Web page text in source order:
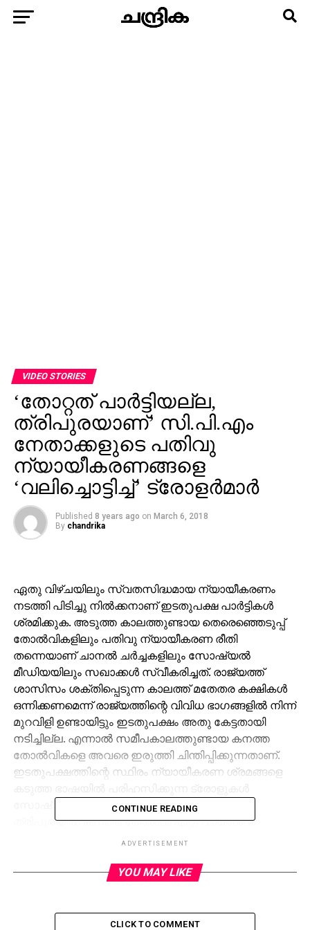
VIDEO STORIES
‘തോറ്റത് പാര്‍ട്ടിയല്ല,
ത്രിപുരയാണ്’ സി.പി.എം
നേതാക്കളുടെ പതിവു
ന്യായീകരണങ്ങളെ
‘വലിച്ചൊട്ടിച്ച്’ ട്രോളര്‍മാര്‍
Published 8 years ago on March 6, 2018
By chandrika
ഏതു വിഴ്ചയിലും സ്വതസിദ്ധമായ ന്യായീകരണം
നടത്തി പിടിച്ചു നില്‍ക്കനാണ് ഇടതുപക്ഷ പാര്‍ട്ടികള്‍
ശ്രമിക്കുക. അടുത്ത കാലത്തുണ്ടായ തെരെഞ്ഞെടുപ്പ്
തോല്‍വികളിലും പതിവു ന്യായീകരണ രീതി
തന്നെയാണ് ചാനല്‍ ചര്‍ച്ചകളിലും സോഷ്യല്‍
മീഡിയയിലും സഖാക്കള്‍ സ്വീകരിച്ചത്. രാജ്യത്ത്
ശാസിസം ശക്തിപ്പെടുന്ന കാലത്ത് മതേതര കക്ഷികള്‍
ഒന്നിക്കണമെന്ന് രാജ്യത്തിന്റെ വിവിധ ഭാഗങ്ങളില്‍ നിന്ന്
മുറവിളി ഉണ്ടായിട്ടും ഇടതുപക്ഷം അതു കേട്ടതായി
നടിച്ചില്ല. എന്നാല്‍ സമീപകാലത്തുണ്ടായ കനത്ത
തോല്‍വികളെ അവരെ ഇരുത്തി ചിന്തിപ്പിക്കുന്നതാണ്.
ഇടതുപക്ഷത്തിന്റെ സ്ഥിരം ന്യായീകരണ ശ്രമങ്ങളെ
സോഷ്യല്‍ മീഡിയയില്‍ സജീവമായി കഴിഞ്ഞു.
ത്രിപുരയില്‍ കനത്ത തോല്‍വി ഏറ്റു വാങ്ങേണ്ടി
വന്നിട്ടും തോറ്റത് പാര്‍ട്ടിയല്ല, ത്രിപുരയാണ് എന്ന്
എല്‍ എ എം സ്വരാജിന്റെ നിലപാടുകള്‍ മുതല്‍
മുന്‍ പരാമര്‍ശം വരെ ട്രോന്മാര്‍ ഏറ്റെടുത്തു കഴിഞ്ഞു.
CONTINUE READING
ADVERTISEMENT
YOU MAY LIKE
CLICK TO COMMENT